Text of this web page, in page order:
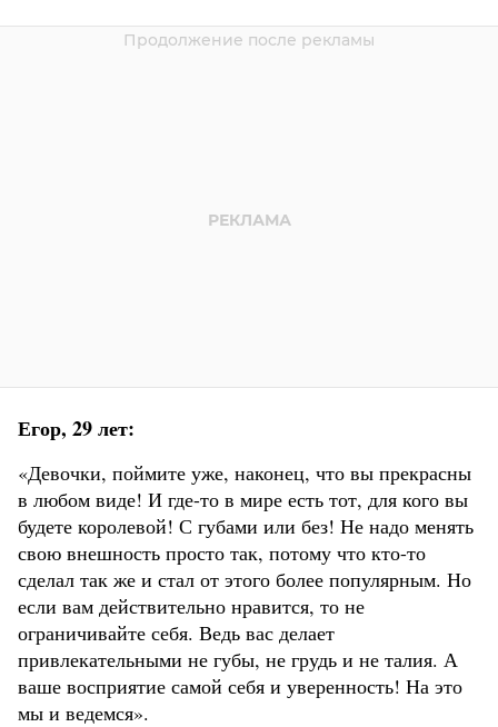
Егор, 29 лет:
«Девочки, поймите уже, наконец, что вы прекрасны
в любом виде! И где-то в мире есть тот, для кого вы
будете королевой! С губами или без! Не надо менять
свою внешность просто так, потому что кто-то
сделал так же и стал от этого более популярным. Но
если вам действительно нравится, то не
ограничивайте себя. Ведь вас делает
привлекательными не губы, не грудь и не талия. А
ваше восприятие самой себя и уверенность! На это
мы и ведемся».